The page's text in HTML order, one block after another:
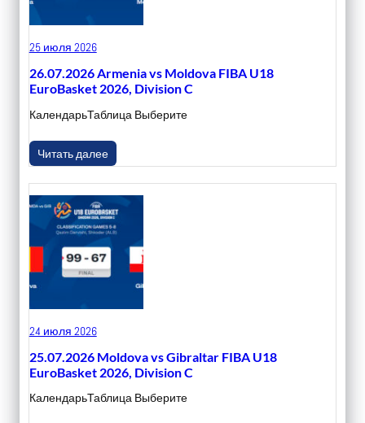
25 июля 2026
26.07.2026 Armenia vs Moldova FIBA U18
EuroBasket 2026, Division C
КалендарьТаблица Выберите
Читать далее
24 июля 2026
25.07.2026 Moldova vs Gibraltar FIBA U18
EuroBasket 2026, Division C
КалендарьТаблица Выберите